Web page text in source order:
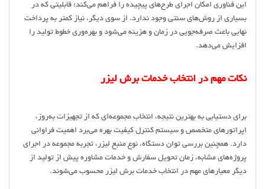
این فناوری امکان اجرای طرح‌های پیچیده را فراهم می‌کند؛ قابلیتی که در
بسیاری از روش‌های سنتی وجود ندارد. از سوی دیگر، نیاز کمتر به پرداخت
نهایی باعث صرفه‌جویی در زمان و هزینه می‌شود و بهره‌وری خطوط تولید را
افزایش می‌دهد.
نکات مهم در انتخاب خدمات برش لیزر
برای دستیابی به بهترین نتیجه، انتخاب مجموعه‌ای که از تجهیزات به‌روز،
اپراتورهای متخصص و سیستم کنترل کیفیت بهره می‌برد اهمیت فراوانی
دارد. همچنین بررسی توان دستگاه، نوع منبع لیزر، تجربه مجموعه در اجرای
پروژه‌های مشابه، زمان تحویل سفارش و خدمات مشاوره پیش از تولید از
دیگر معیارهای مهم در انتخاب خدمات برش لیزر محسوب می‌شوند.